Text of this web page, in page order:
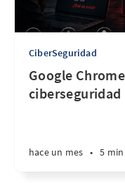
CiberSeguridad
Google
ciberseguridad
hace un mes • 5